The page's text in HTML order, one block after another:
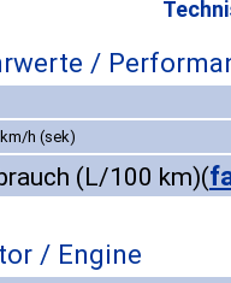
/
h (sek)
(L/100 km)(
/ Engine